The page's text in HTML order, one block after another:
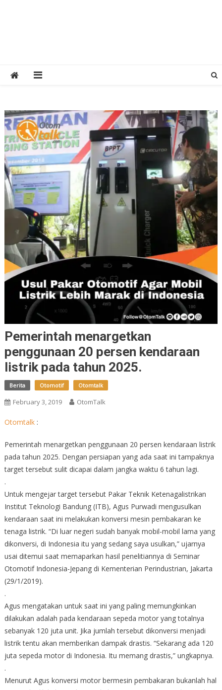
Pemerintah menargetkan
penggunaan 20 persen kendaraan
listrik pada tahun 2025.
Berita Otomotif Otomtalk
February 3, 2019 OtomTalk
Otomtalk:
Pemerintah menargetkan penggunaan 20 persen kendaraan listrik
pada tahun 2025. Dengan persiapan yang ada saat ini tampaknya
target tersebut sulit dicapai dalam jangka waktu 6 tahun lagi.
.
Untuk mengejar target tersebut Pakar Teknik Ketenagalistrikan
Institut Teknologi Bandung (ITB), Agus Purwadi mengusulkan
kendaraan saat ini melakukan konversi mesin pembakaran ke
tenaga listrik. “Di luar negeri sudah banyak mobil-mobil lama yang
dikonversi, di Indonesia itu yang sedang saya usulkan,” ujarnya
usai ditemui saat memaparkan hasil penelitiannya di Seminar
Otomotif Indonesia-Jepang di Kementerian Perindustrian, Jakarta
(29/1/2019).
.
Agus mengatakan untuk saat ini yang paling memungkinkan
dilakukan adalah pada kendaraan sepeda motor yang totalnya
sebanyak 120 juta unit. Jika jumlah tersebut dikonversi menjadi
listrik tentu akan memberikan dampak drastis. “Sekarang ada 120
juta sepeda motor di Indonesia. Itu memang drastis,” ungkapnya.
.
Menurut Agus konversi motor bermesin pembakaran bukanlah hal